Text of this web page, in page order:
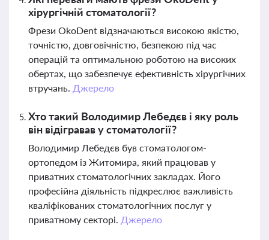
хірургічній стоматології?
Фрези OkoDent відзначаються високою якістю,
точністю, довговічністю, безпекою під час
операцій та оптимальною роботою на високих
обертах, що забезпечує ефективність хірургічних
втручань. Джерело
Хто такий Володимир Лебедєв і яку роль
він відігравав у стоматології?
Володимир Лебедєв був стоматологом-
ортопедом із Житомира, який працював у
приватних стоматологічних закладах. Його
професійна діяльність підкреслює важливість
кваліфікованих стоматологічних послуг у
приватному секторі. Джерело